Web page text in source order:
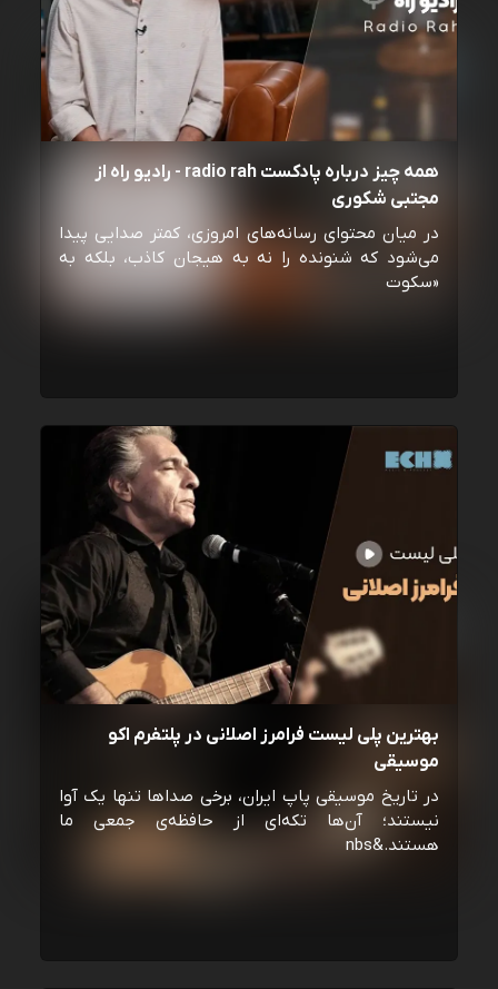
همه چیز درباره پادکست radio rah - رادیو راه از
مجتبی شکوری
در میان محتوای رسانه‌های امروزی، کمتر صدایی پیدا
می‌شود که شنونده را نه به هیجان کاذب، بلکه به
«سکوت
بهترین پلی لیست فرامرز اصلانی در پلتفرم اکو
موسیقی
در تاریخ موسیقی پاپ ایران، برخی صداها تنها یک آوا
نیستند؛ آن‌ها تکه‌ای از حافظه‌ی جمعی ما
هستند.&nbs